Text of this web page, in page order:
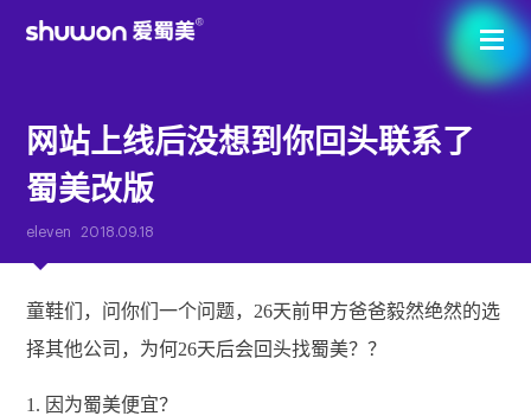
网站上线后没想到你回头联系了
蜀美改版
eleven 2018.09.18
童鞋们，问你们一个问题，26天前甲方爸爸毅然绝然的选
择其他公司，为何26天后会回头找蜀美？？
1. 因为蜀美便宜？